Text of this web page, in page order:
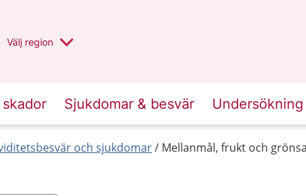
Du har valt region
Välj en annan
region
Sjukdomar & besvär
och sjukdomar Mellanmål, frukt och